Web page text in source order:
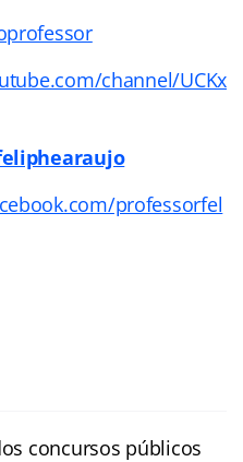
channel/UCKx
professorfel
concursos públicos